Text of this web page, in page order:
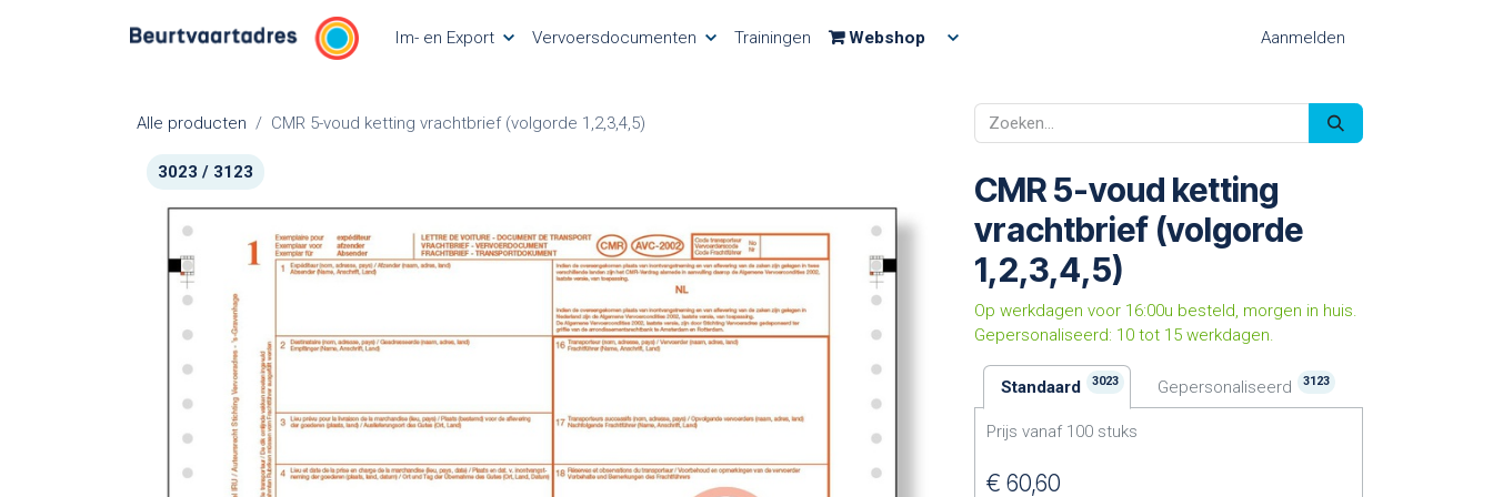
Im- en Export
Vervoersdocumenten Trainingen Webshop Aanmelden
Alle producten CMR 5-voud ketting vrachtbrief (volgorde 1,2,3,4,5)
3023 / 3123
CMR 5-voud ketting
vrachtbrief (volgorde
1,2,3,4,5)
Op werkdagen voor 16:00u besteld, morgen in huis.
Gepersonaliseerd: 10 tot 15 werkdagen.
Standaard 3023 Gepersonaliseerd 3123
Prijs vanaf 100 stuks
€ 60,60